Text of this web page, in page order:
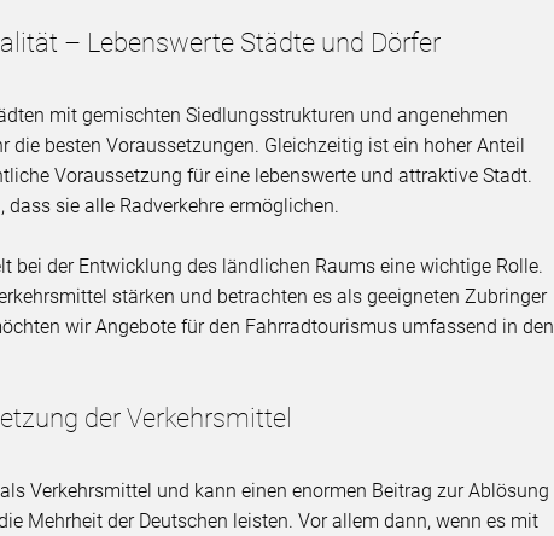
– Lebenswerte Städte und Dörfer
mit gemischten Siedlungsstrukturen und angenehmen
die besten Voraussetzungen. Gleichzeitig ist ein hoher Anteil
Voraussetzung für eine lebenswerte und attraktive Stadt.
sie alle Radverkehre ermöglichen.
bei der Entwicklung des ländlichen Raums eine wichtige Rolle.
stärken und betrachten es als geeigneten Zubringer
wir Angebote für den Fahrradtourismus umfassend in den
der Verkehrsmittel
Verkehrsmittel und kann einen enormen Beitrag zur Ablösung
Mehrheit der Deutschen leisten. Vor allem dann, wenn es mit